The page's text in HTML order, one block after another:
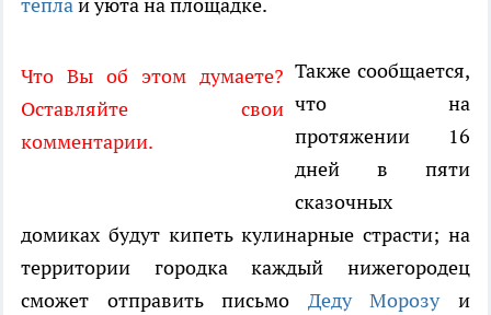
теплаи уюта на площадке.
Что Вы об этом думаете?
Оставляйте свои
комментарии.
Также сообщается,
что на
протяжении 16
дней в пяти
сказочных
домиках будут кипеть кулинарные страсти; на
территории городка каждый нижегородец
сможет отправить письмо Деду Морозуи